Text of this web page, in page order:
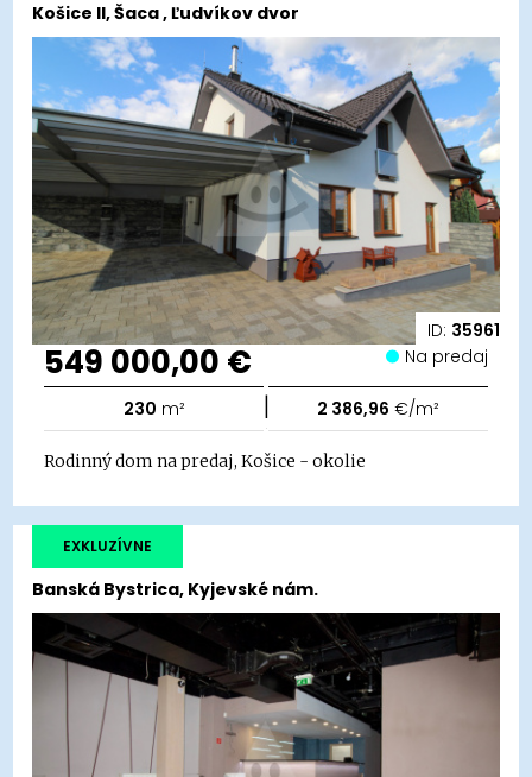
ID: 35961
Košice II, Šaca , Ľudvíkov dvor
549 000,00 € Na predaj
230 m² | 2 386,96 €/m²
Rodinný dom na predaj, Košice - okolie
Banská Bystrica, Kyjevské nám.
EXKLUZÍVNE